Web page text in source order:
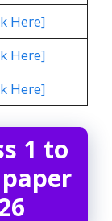
Here]
Here]
Here]
1 to